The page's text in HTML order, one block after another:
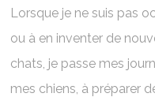
Lorsque je ne suis pas
ou à en inventer de
chats, je passe mes
mes chiens, à préparer